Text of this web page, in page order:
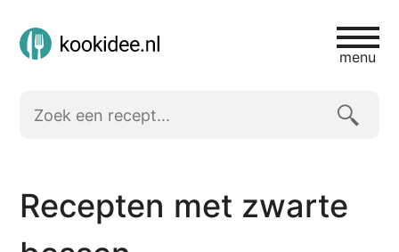
menu
Recepten met zwarte